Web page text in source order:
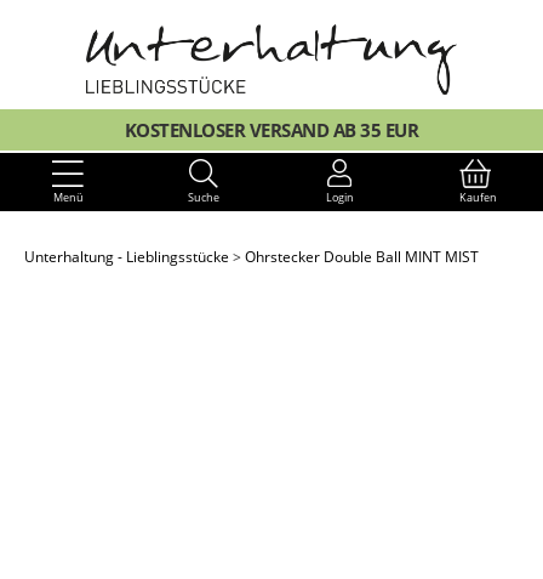
KOSTENLOSER VERSAND AB 35 EUR
Menü Suche Login Kaufen
Unterhaltung - Lieblingsstücke Ohrstecker Double Ball MINT MIST